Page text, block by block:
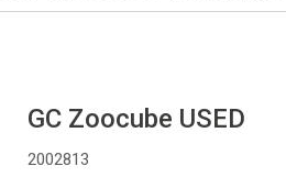
GC Zoocube USED
2002813